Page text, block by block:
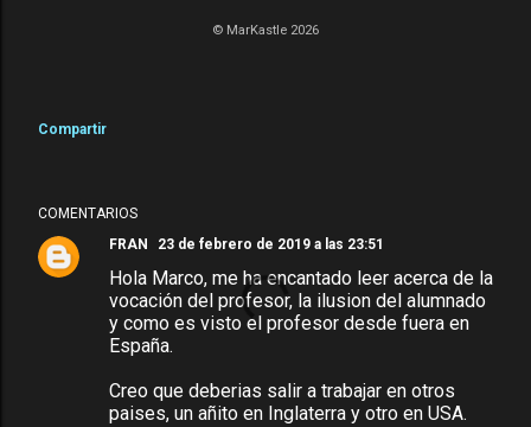
© MarKastle 2026
Compartir
COMENTARIOS
FRAN
23 de febrero de 2019 a las 23:51
Hola Marco, me ha encantado leer acerca de la
vocación del profesor, la ilusion del alumnado
y como es visto el profesor desde fuera en
España.
Creo que deberias salir a trabajar en otros
paises, un añito en Inglaterra y otro en USA.